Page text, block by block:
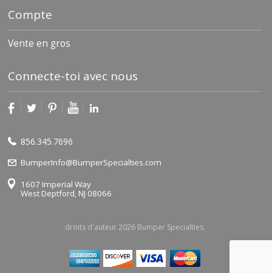
Compte
Vente en gros
Connecte-toi avec nous
856.345.7696
BumperInfo@BumperSpecialties.com
1607 Imperial Way
West Deptford, NJ 08066
droits d'auteur 2026 Bumper Specialties.